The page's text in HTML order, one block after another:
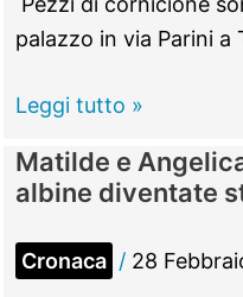
di
di
Tiburto
dalle
palazzo in via Parini a
Tor
cade
il
cornicione.
Paura
Leggi tutto »
Matilde e
albine diventate
Cronaca / 28